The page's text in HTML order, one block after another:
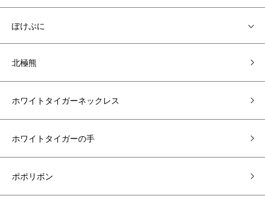
ぽけぷに
北極熊
ホワイトタイガーネックレス
ホワイトタイガーの手
ポポリボン